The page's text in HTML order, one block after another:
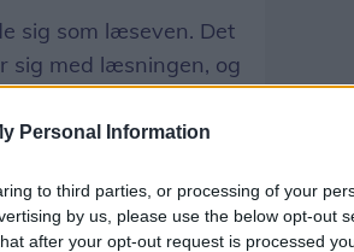
Personal Information
to third parties, or processing of your
by us, please use the below opt-out
after your opt-out request is processed
sig som læseven. Det
sig med læsningen, og
og møde både
Ældre Sagen